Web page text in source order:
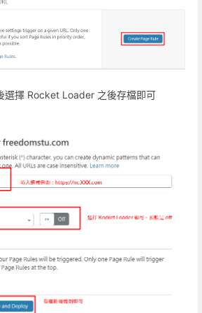
選擇 Rocket Loader 之後存檔即可